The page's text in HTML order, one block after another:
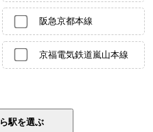
阪急京都本線
京福電気鉄道嵐山本線